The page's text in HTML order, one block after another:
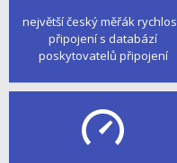
největší český měřák
připojení s databází
poskytovatelů připojení